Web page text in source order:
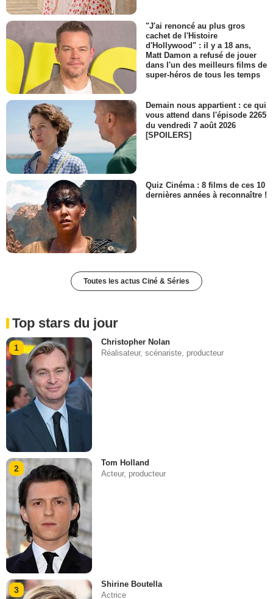
"J'ai renoncé au plus gros
cachet de l'Histoire
d'Hollywood" : il y a 18 ans,
Matt Damon a refusé de jouer
dans l'un des meilleurs films de
super-héros de tous les temps
Demain nous appartient : ce qui
vous attend dans l'épisode 2265
du vendredi 7 août 2026
[SPOILERS]
Quiz Cinéma : 8 films de ces 10
dernières années à reconnaître !
Toutes les actus Ciné & Séries
Top stars du jour
1
Christopher Nolan
Réalisateur, scénariste, producteur
2
Tom Holland
Acteur, producteur
3
Shirine Boutella
Actrice